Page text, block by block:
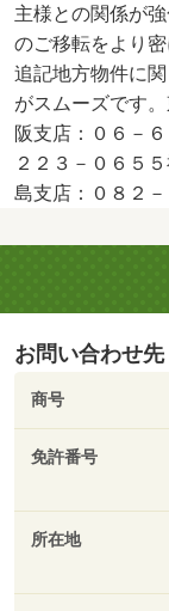
主様との関係が
のご移転をより
追記地方物件に
がスムーズです
阪支店：０６－
２２３－０６５
島支店：０８２
お問い合わせ先
商号
免許番号
所在地